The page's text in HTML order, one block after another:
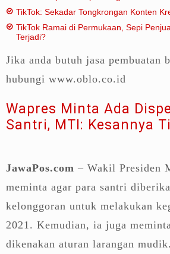
TikTok: Sekadar Tongkrongan Konten
TikTok Ramai di Permukaan, Sepi
Terjadi?
Jika anda butuh jasa pembuatan
hubungi www.oblo.co.id
Wapres Minta Ada
Santri, MTI: Kesannya
JawaPos.com – Wakil Presiden
meminta agar para santri
kelonggoran untuk melakukan
2021. Kemudian, ia juga
dikenakan aturan larangan mudik.